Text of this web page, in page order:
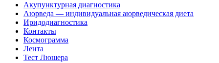
Акупунктурная диагностика
Аюрведа — индивидуальная аюрведическая диета
Иридодиагностика
Контакты
Космограмма
Лента
Тест Люшера